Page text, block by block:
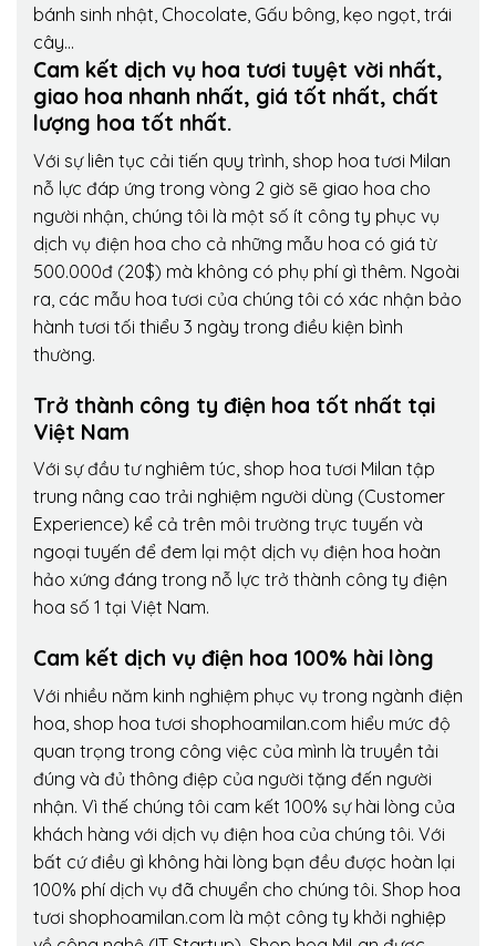
bánh sinh nhật, Chocolate, Gấu bông, kẹo ngọt, trái
cây…
Cam kết dịch vụ hoa tươi tuyệt vời nhất,
giao hoa nhanh nhất, giá tốt nhất, chất
lượng hoa tốt nhất.
Với sự liên tục cải tiến quy trình, shop hoa tươi Milan
nỗ lực đáp ứng trong vòng 2 giờ sẽ giao hoa cho
người nhận, chúng tôi là một số ít công ty phục vụ
dịch vụ điện hoa cho cả những mẫu hoa có giá từ
500.000đ (20$) mà không có phụ phí gì thêm. Ngoài
ra, các mẫu hoa tươi của chúng tôi có xác nhận bảo
hành tươi tối thiểu 3 ngày trong điều kiện bình
thường.
Trở thành công ty điện hoa tốt nhất tại
Việt Nam
Với sự đầu tư nghiêm túc, shop hoa tươi Milan tập
trung nâng cao trải nghiệm người dùng (Customer
Experience) kể cả trên môi trường trực tuyến và
ngoại tuyến để đem lại một dịch vụ điện hoa hoàn
hảo xứng đáng trong nỗ lực trở thành công ty điện
hoa số 1 tại Việt Nam.
Cam kết dịch vụ điện hoa 100% hài lòng
Với nhiều năm kinh nghiệm phục vụ trong ngành điện
hoa, shop hoa tươi shophoamilan.com hiểu mức độ
quan trọng trong công việc của mình là truyền tải
đúng và đủ thông điệp của người tặng đến người
nhận. Vì thế chúng tôi cam kết 100% sự hài lòng của
khách hàng với dịch vụ điện hoa của chúng tôi. Với
bất cứ điều gì không hài lòng bạn đều được hoàn lại
100% phí dịch vụ đã chuyển cho chúng tôi. Shop hoa
tươi shophoamilan.com là một công ty khởi nghiệp